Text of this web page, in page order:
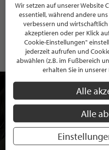
Mit der Anmeldung an unserem
Datenschutzbestimmungenzu.
Wir setzen auf unserer Website
essentiell, während andere
verbessern und
akzeptieren oder per Klick
Cookie-Einstellungen"
jederzeit aufrufen und
abwählen (z.B. im Fußbereich
erhalten Sie in
Alle
Alle